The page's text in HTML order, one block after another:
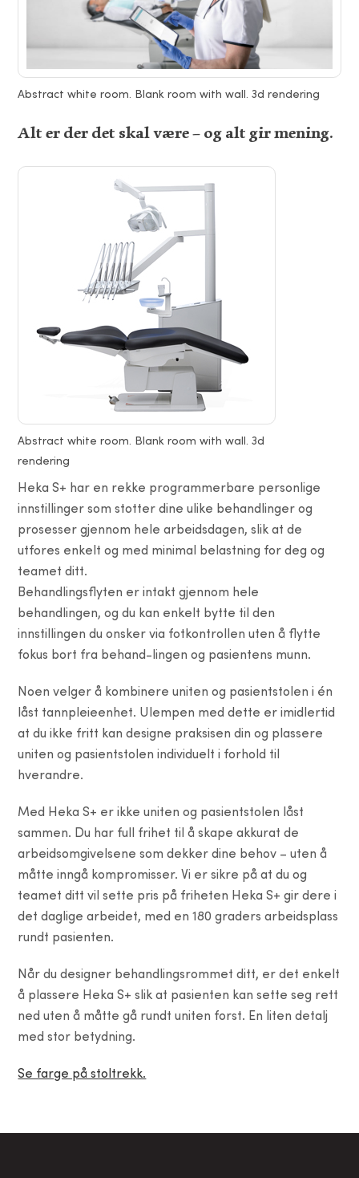
Abstract white room. Blank room with wall. 3d rendering
Alt er der det skal være – og alt gir mening.
Abstract white room. Blank room with wall. 3d
rendering
Heka S+ har en rekke programmerbare personlige
innstillinger som stotter dine ulike behandlinger og
prosesser gjennom hele arbeidsdagen, slik at de
utfores enkelt og med minimal belastning for deg og
teamet ditt.
Behandlingsflyten er intakt gjennom hele
behandlingen, og du kan enkelt bytte til den
innstillingen du onsker via fotkontrollen uten å flytte
fokus bort fra behand-lingen og pasientens munn.
Noen velger å kombinere uniten og pasientstolen i én
låst tannpleieenhet. Ulempen med dette er imidlertid
at du ikke fritt kan designe praksisen din og plassere
uniten og pasientstolen individuelt i forhold til
hverandre.
Med Heka S+ er ikke uniten og pasientstolen låst
sammen. Du har full frihet til å skape akkurat de
arbeidsomgivelsene som dekker dine behov – uten å
måtte inngå kompromisser. Vi er sikre på at du og
teamet ditt vil sette pris på friheten Heka S+ gir dere i
det daglige arbeidet, med en 180 graders arbeidsplass
rundt pasienten.
Når du designer behandlingsrommet ditt, er det enkelt
å plassere Heka S+ slik at pasienten kan sette seg rett
ned uten å måtte gå rundt uniten forst. En liten detalj
med stor betydning.
Se farge på stoltrekk.